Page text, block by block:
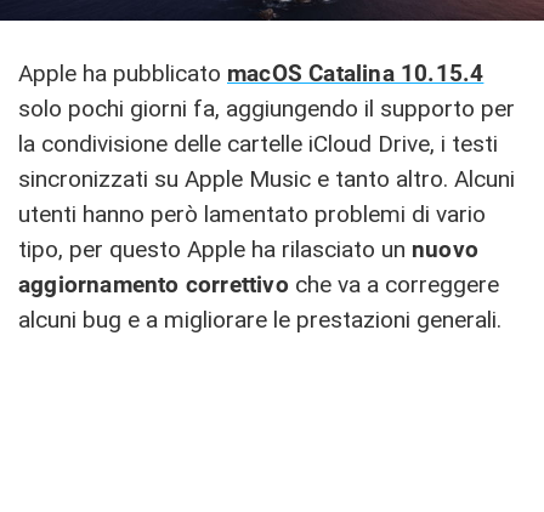
Apple ha pubblicato macOS Catalina 10.15.4
solo pochi giorni fa, aggiungendo il supporto per
la condivisione delle cartelle iCloud Drive, i testi
sincronizzati su Apple Music e tanto altro. Alcuni
utenti hanno però lamentato problemi di vario
tipo, per questo Apple ha rilasciato un nuovo
aggiornamento correttivo che va a correggere
alcuni bug e a migliorare le prestazioni generali.